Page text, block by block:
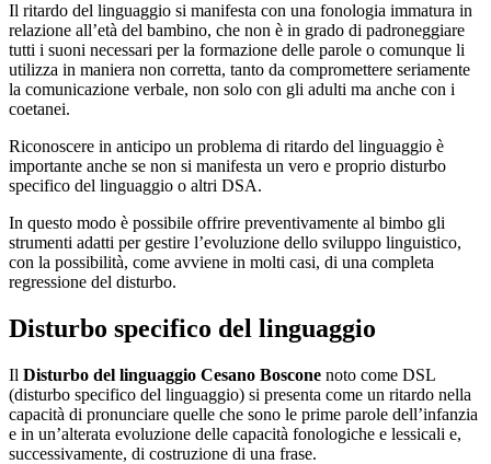
Il ritardo del linguaggio si manifesta con una fonologia immatura in
relazione all’età del bambino, che non è in grado di padroneggiare
tutti i suoni necessari per la formazione delle parole o comunque li
utilizza in maniera non corretta, tanto da compromettere seriamente
la comunicazione verbale, non solo con gli adulti ma anche con i
coetanei.
Riconoscere in anticipo un problema di ritardo del linguaggio è
importante anche se non si manifesta un vero e proprio disturbo
specifico del linguaggio o altri DSA.
In questo modo è possibile offrire preventivamente al bimbo gli
strumenti adatti per gestire l’evoluzione dello sviluppo linguistico,
con la possibilità, come avviene in molti casi, di una completa
regressione del disturbo.
Disturbo specifico del linguaggio
Il Disturbo del linguaggio Cesano Boscone noto come DSL
(disturbo specifico del linguaggio) si presenta come un ritardo nella
capacità di pronunciare quelle che sono le prime parole dell’infanzia
e in un’alterata evoluzione delle capacità fonologiche e lessicali e,
successivamente, di costruzione di una frase.